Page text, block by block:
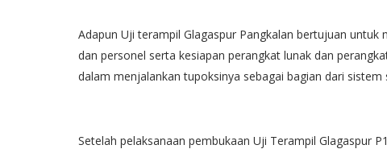
Adapun Uji terampil Glagaspur Pangkalan bertujuan
dan personel serta kesiapan perangkat lunak dan
dalam menjalankan tupoksinya sebagai bagian dari
Setelah pelaksanaan pembukaan Uji Terampil Glagaspur